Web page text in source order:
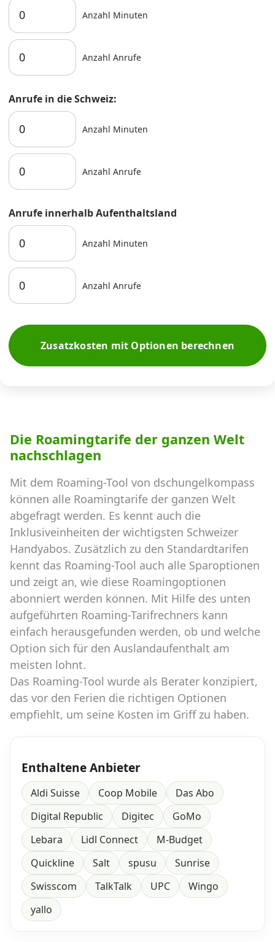
Anzahl Minuten
Anzahl Anrufe
Anrufe in die Schweiz:
Anzahl Minuten
Anzahl Anrufe
Anrufe innerhalb Aufenthaltsland
Anzahl Minuten
Anzahl Anrufe
Zusatzkosten mit Optionen berechnen
Die Roamingtarife der ganzen Welt
nachschlagen
Mit dem Roaming-Tool von dschungelkompass
können alle Roamingtarife der ganzen Welt
abgefragt werden. Es kennt auch die
Inklusiveinheiten der wichtigsten Schweizer
Handyabos. Zusätzlich zu den Standardtarifen
kennt das Roaming-Tool auch alle Sparoptionen
und zeigt an, wie diese Roamingoptionen
abonniert werden können. Mit Hilfe des unten
aufgeführten Roaming-Tarifrechners kann
einfach herausgefunden werden, ob und welche
Option sich für den Auslandaufenthalt am
meisten lohnt.
Das Roaming-Tool wurde als Berater konzipiert,
das vor den Ferien die richtigen Optionen
empfiehlt, um seine Kosten im Griff zu haben.
Enthaltene Anbieter
Aldi Suisse Coop Mobile
Das Abo
Digital Republic
Digitec
GoMo
Lebara
Lidl Connect
M-Budget
Quickline
Salt spusu
Sunrise
Swisscom
TalkTalk UPC
Wingo
yallo